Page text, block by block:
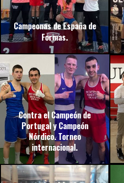
Campeonas de España de
Formas.
Contra el Campeón de
Portugal y Campeón
Nórdico. Torneo
internacional.